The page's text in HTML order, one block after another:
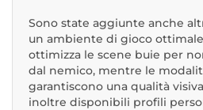
Sono state aggiunte anche
un ambiente di gioco
ottimizza le scene buie per
dal nemico, mentre le
garantiscono una qualità
inoltre disponibili profili